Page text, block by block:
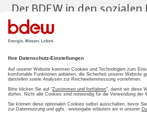
Der BDEW in den
Zum
LOGIN